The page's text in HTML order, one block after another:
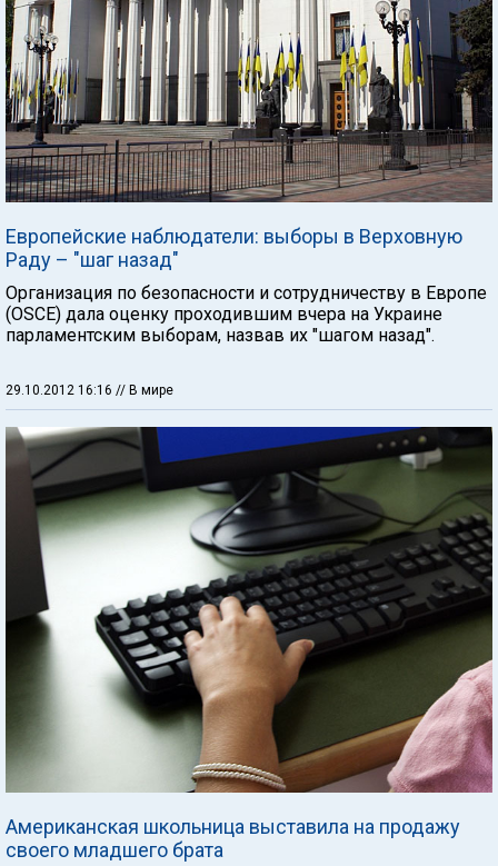
Европейские наблюдатели: выборы в Верховную
Раду – "шаг назад"
Организация по безопасности и сотрудничеству в Европе
(OSCE) дала оценку проходившим вчера на Украине
парламентским выборам, назвав их "шагом назад".
29.10.2012 16:16 // В мире
Американская школьница выставила на продажу
своего младшего брата